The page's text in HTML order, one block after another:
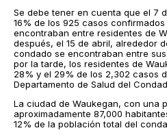
Se debe tener en cuenta que el 7
16% de los 925 casos
encontraban entre residentes de
después, el 15 de abril, alrededor
condado se encontraban entre
por la tarde, los residentes de
28% y el 29% de los 2,302 casos
Departamento de Salud del
La ciudad de Waukegan, con una
aproximadamente 87,000
12% de la población total del